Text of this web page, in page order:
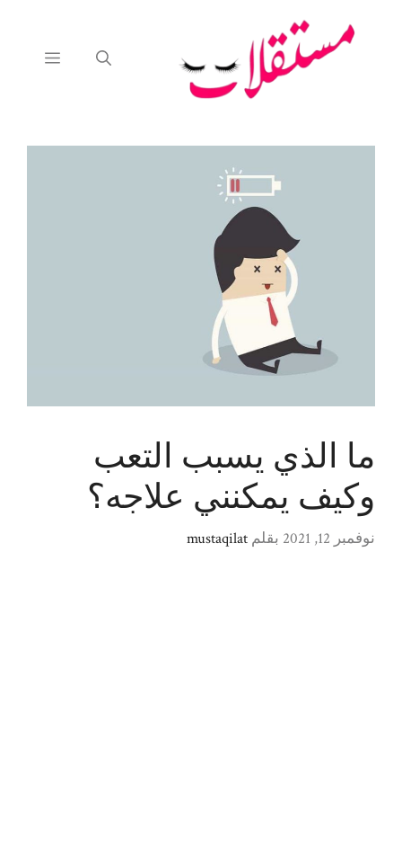
القائمة
ما الذي يسبب التعب
وكيف يمكنني علاجه؟
نوفمبر 12, 2021 بقلم mustaqilat